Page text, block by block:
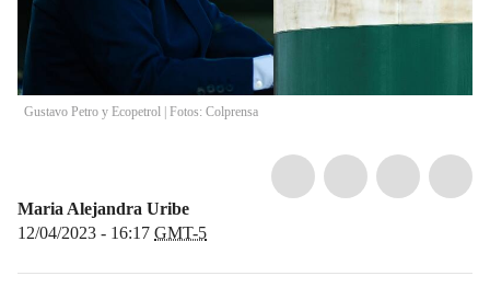
Gustavo Petro y Ecopetrol | Fotos: Colprensa
Maria Alejandra Uribe
12/04/2023 - 16:17 GMT-5